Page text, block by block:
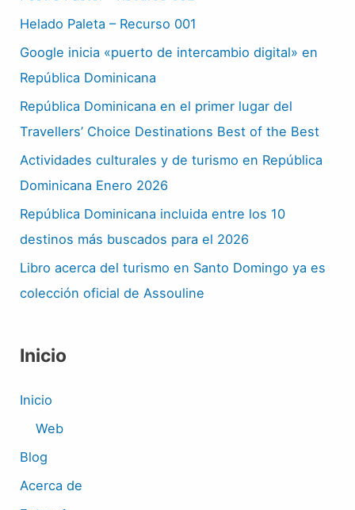
Helado Paleta – Recurso 001
Google inicia «puerto de intercambio digital» en
República Dominicana
República Dominicana en el primer lugar del
Travellers’ Choice Destinations Best of the Best
Actividades culturales y de turismo en República
Dominicana Enero 2026
República Dominicana incluida entre los 10
destinos más buscados para el 2026
Libro acerca del turismo en Santo Domingo ya es
colección oficial de Assouline
Inicio
Inicio
Web
Blog
Acerca de